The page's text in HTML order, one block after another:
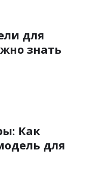
для
знать
Как
для